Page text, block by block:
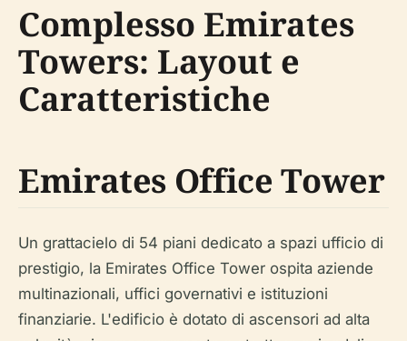
Complesso Emirates
Towers: Layout e
Caratteristiche
Emirates Office Tower
Un grattacielo di 54 piani dedicato a spazi ufficio di
prestigio, la Emirates Office Tower ospita aziende
multinazionali, uffici governativi e istituzioni
finanziarie. L'edificio è dotato di ascensori ad alta